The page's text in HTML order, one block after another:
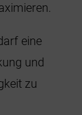
eine
und
zu